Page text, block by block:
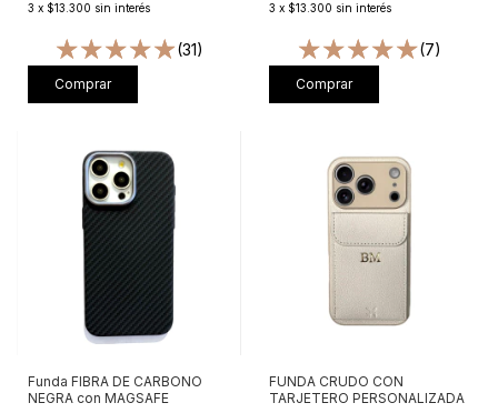
3 x $13.300 sin interés
(31)
Comprar
3 x $13.300 sin interés
(7)
Comprar
Funda FIBRA DE CARBONO
NEGRA con MAGSAFE
FUNDA CRUDO CON
TARJETERO PERSONALIZADA